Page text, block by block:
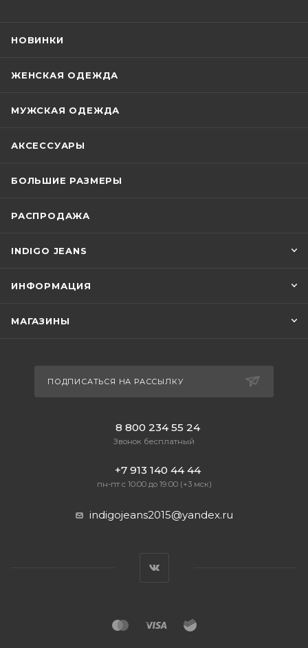
НОВИНКИ
ЖЕНСКАЯ ОДЕЖДА
МУЖСКАЯ ОДЕЖДА
АКСЕССУАРЫ
БОЛЬШИЕ РАЗМЕРЫ
РАСПРОДАЖА
INDIGO JEANS
ИНФОРМАЦИЯ
МАГАЗИНЫ
ПОДПИСАТЬСЯ НА РАССЫЛКУ
8 800 234 55 24
Звонок бесплатный
+7 913 140 44 44
пн-пт с 10:00 до 19:00 (+3 мск)
indigojeans2015@yandex.ru